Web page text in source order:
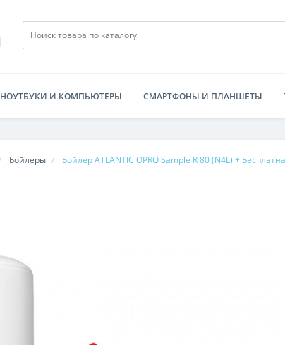
НОУТБУКИ И КОМПЬЮТЕРЫ СМАРТФОНЫ И ПЛАНШЕТЫ
Бойлеры Бойлер ATLANTIC OPRO Sample R 80 (N4L) +